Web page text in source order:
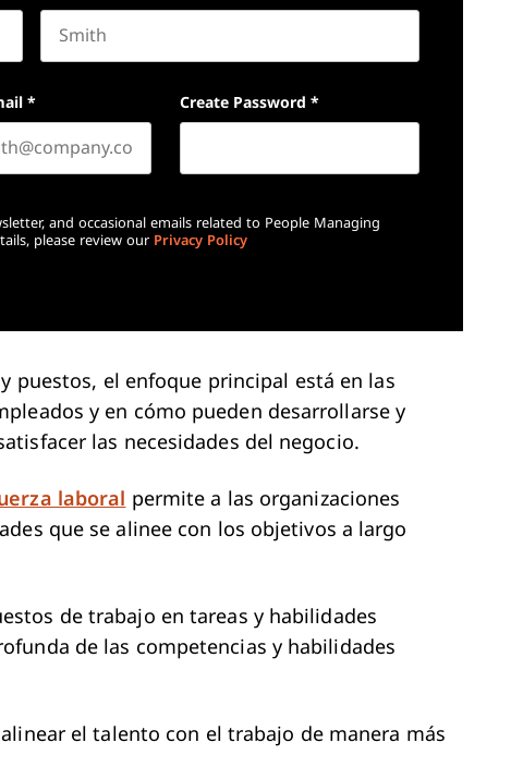
* Create Password *
and occasional emails related to People Managing
please review our Privacy Policy
puestos, el enfoque principal está en las
y en cómo pueden desarrollarse y
las necesidades del negocio.
laboral
permite a las organizaciones
que se alinee con los objetivos a largo
de trabajo en tareas y habilidades
de las competencias y habilidades
el talento con el trabajo de manera más